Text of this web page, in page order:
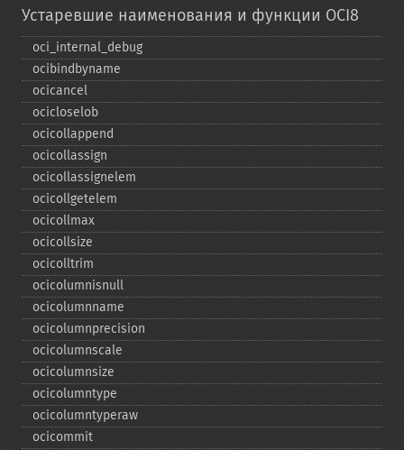
Устаревшие наименования и функции OCI8
oci_​internal_​debug
ocibindbyname
ocicancel
ocicloselob
ocicollappend
ocicollassign
ocicollassignelem
ocicollgetelem
ocicollmax
ocicollsize
ocicolltrim
ocicolumnisnull
ocicolumnname
ocicolumnprecision
ocicolumnscale
ocicolumnsize
ocicolumntype
ocicolumntyperaw
ocicommit